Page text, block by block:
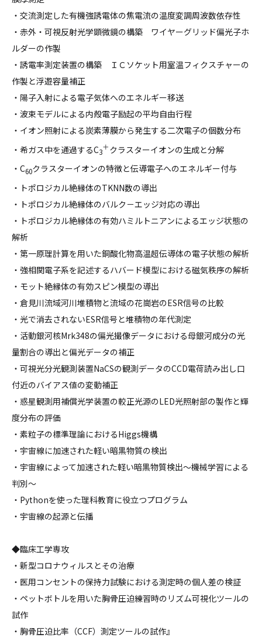
・交流測定した有機強誘電体の焦電流の温度変調周波数依存性
・赤外・可視反射光学顕微鏡の構築 ワイヤーグリッド偏光子ホ
ルダーの作製
・誘電率測定装置の構築 ＩＣソケット用室温フィクスチャーの
作製と浮遊容量補正
・陽子入射による電子気体へのエネルギー移送
・波束モデルによる内殻電子励起の平均自由行程
・イオン照射による炭素薄膜から発生する二次電子の個数分布
・希ガス中を通過するC3
＋クラスターイオンの生成と分解
・C60クラスターイオンの特徴と伝導電子へのエネルギー付与
・トポロジカル絶縁体のTKNN数の導出
・トポロジカル絶縁体のバルク－エッジ対応の導出
・トポロジカル絶縁体の有効ハミルトニアンによるエッジ状態の
解析
・第一原理計算を用いた銅酸化物高温超伝導体の電子状態の解析
・強相関電子系を記述するハバード模型における磁気秩序の解析
・モット絶縁体の有効スピン模型の導出
・倉見川流域河川堆積物と流域の花崗岩のESR信号の比較
・光で消去されないESR信号と堆積物の年代測定
・活動銀河核Mrk348の偏光撮像データにおける母銀河成分の光
量割合の導出と偏光データの補正
・可視光分光観測装置NaCSの観測データのCCD電荷読み出し口
付近のバイアス値の変動補正
・惑星観測用補償光学装置の較正光源のLED光照射部の製作と輝
度分布の評価
・素粒子の標準理論におけるHiggs機構
・宇宙線に加速された軽い暗黒物質の検出
・宇宙線によって加速された軽い暗黒物質検出～機械学習による
判別～
・Pythonを使った理科教育に役立つプログラム
・宇宙線の起源と伝播
◆臨床工学専攻
・新型コロナウィルスとその治療
・医用コンセントの保持力試験における測定時の個人差の検証
・ペットボトルを用いた胸骨圧迫練習時のリズム可視化ツールの
試作
・胸骨圧迫比率（CCF）測定ツールの試作』